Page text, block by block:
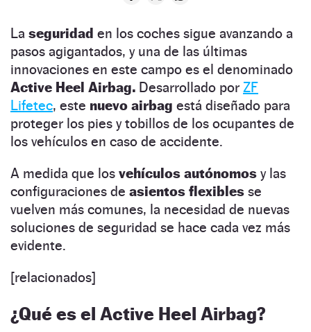
La seguridad en los coches sigue avanzando a
pasos agigantados, y una de las últimas
innovaciones en este campo es el denominado
Active Heel Airbag. Desarrollado por ZF
Lifetec, este nuevo airbag está diseñado para
proteger los pies y tobillos de los ocupantes de
los vehículos en caso de accidente.
A medida que los vehículos autónomos y las
configuraciones de asientos flexibles se
vuelven más comunes, la necesidad de nuevas
soluciones de seguridad se hace cada vez más
evidente.
[relacionados]
¿Qué es el Active Heel Airbag?